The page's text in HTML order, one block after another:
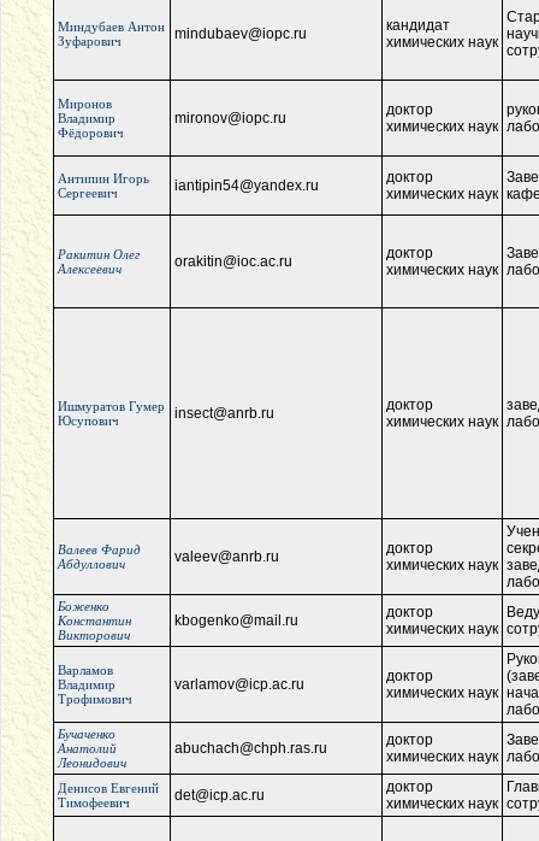
Миндубаев Антон
Зуфарович
mindubaev@iopc.ru
кандидат
химических наук
Миронов
Владимир
Фёдорович
mironov@iopc.ru
доктор
химических наук
Антипин Игорь
Сергеевич
iantipin54@yandex.ru
доктор
химических наук
Ракитин Олег
Алексеевич
orakitin@ioc.ac.ru
доктор
химических наук
Ишмуратов Гумер
Юсупович
insect@anrb.ru
доктор
химических наук
Валеев Фарид
Абдуллович
valeev@anrb.ru
доктор
химических наук
Боженко
Константин
Викторович
kbogenko@mail.ru
доктор
химических наук
Варламов
Владимир
Трофимович
varlamov@icp.ac.ru
доктор
химических наук
Бучаченко
Анатолий
Леонидович
abuchach@chph.ras.ru
доктор
химических наук
Денисов Евгений
Тимофеевич
det@icp.ac.ru
доктор
химических наук